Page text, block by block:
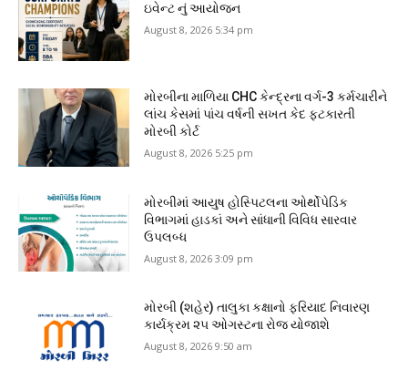
ઇવેન્ટ નું આયોજન
August 8, 2026 5:34 pm
મોરબીના માળિયા CHC કેન્દ્રના વર્ગ-3 કર્મચારીને
લાંચ કેસમાં પાંચ વર્ષની સખત કેદ ફટકારતી
મોરબી કોર્ટ
August 8, 2026 5:25 pm
મોરબીમાં આયુષ હોસ્પિટલના ઓર્થોપેડિક
વિભાગમાં હાડકાં અને સાંધાની વિવિધ સારવાર
ઉપલબ્ધ
August 8, 2026 3:09 pm
મોરબી (શહેર) તાલુકા કક્ષાનો ફરિયાદ નિવારણ
કાર્યક્રમ ૨૫ ઓગસ્ટના રોજ યોજાશે
August 8, 2026 9:50 am